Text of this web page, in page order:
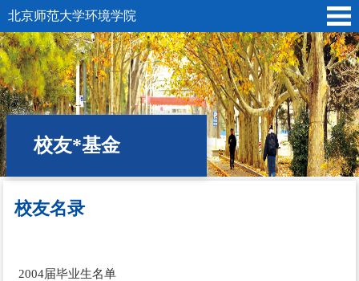
北京师范大学环境学院
校友*基金
校友名录
2004届毕业生名单